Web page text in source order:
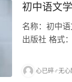
初中语文
名称：初中
出版社 格式
上）》pdf书
心已碎♂无心